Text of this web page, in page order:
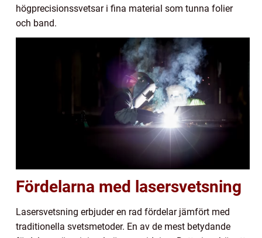
högprecisionssvetsar i fina material som tunna folier
och band.
Fördelarna med lasersvetsning
Lasersvetsning erbjuder en rad fördelar jämfört med
traditionella svetsmetoder. En av de mest betydande